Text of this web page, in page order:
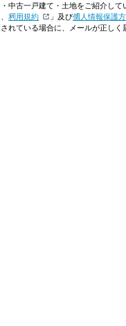
中古一戸建て・土地をご紹介して
「
利用規約 」及び「個人情報保護
れている場合に、メールが正しく